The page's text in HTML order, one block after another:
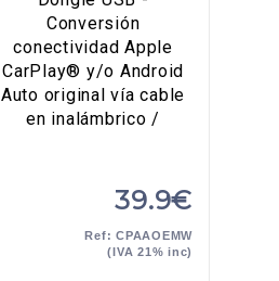
Conversión
conectividad Apple
CarPlay® y/o Android
Auto original vía cable
en inalámbrico /
39.9€
Ref: CPAAOEMW
(IVA 21% inc)